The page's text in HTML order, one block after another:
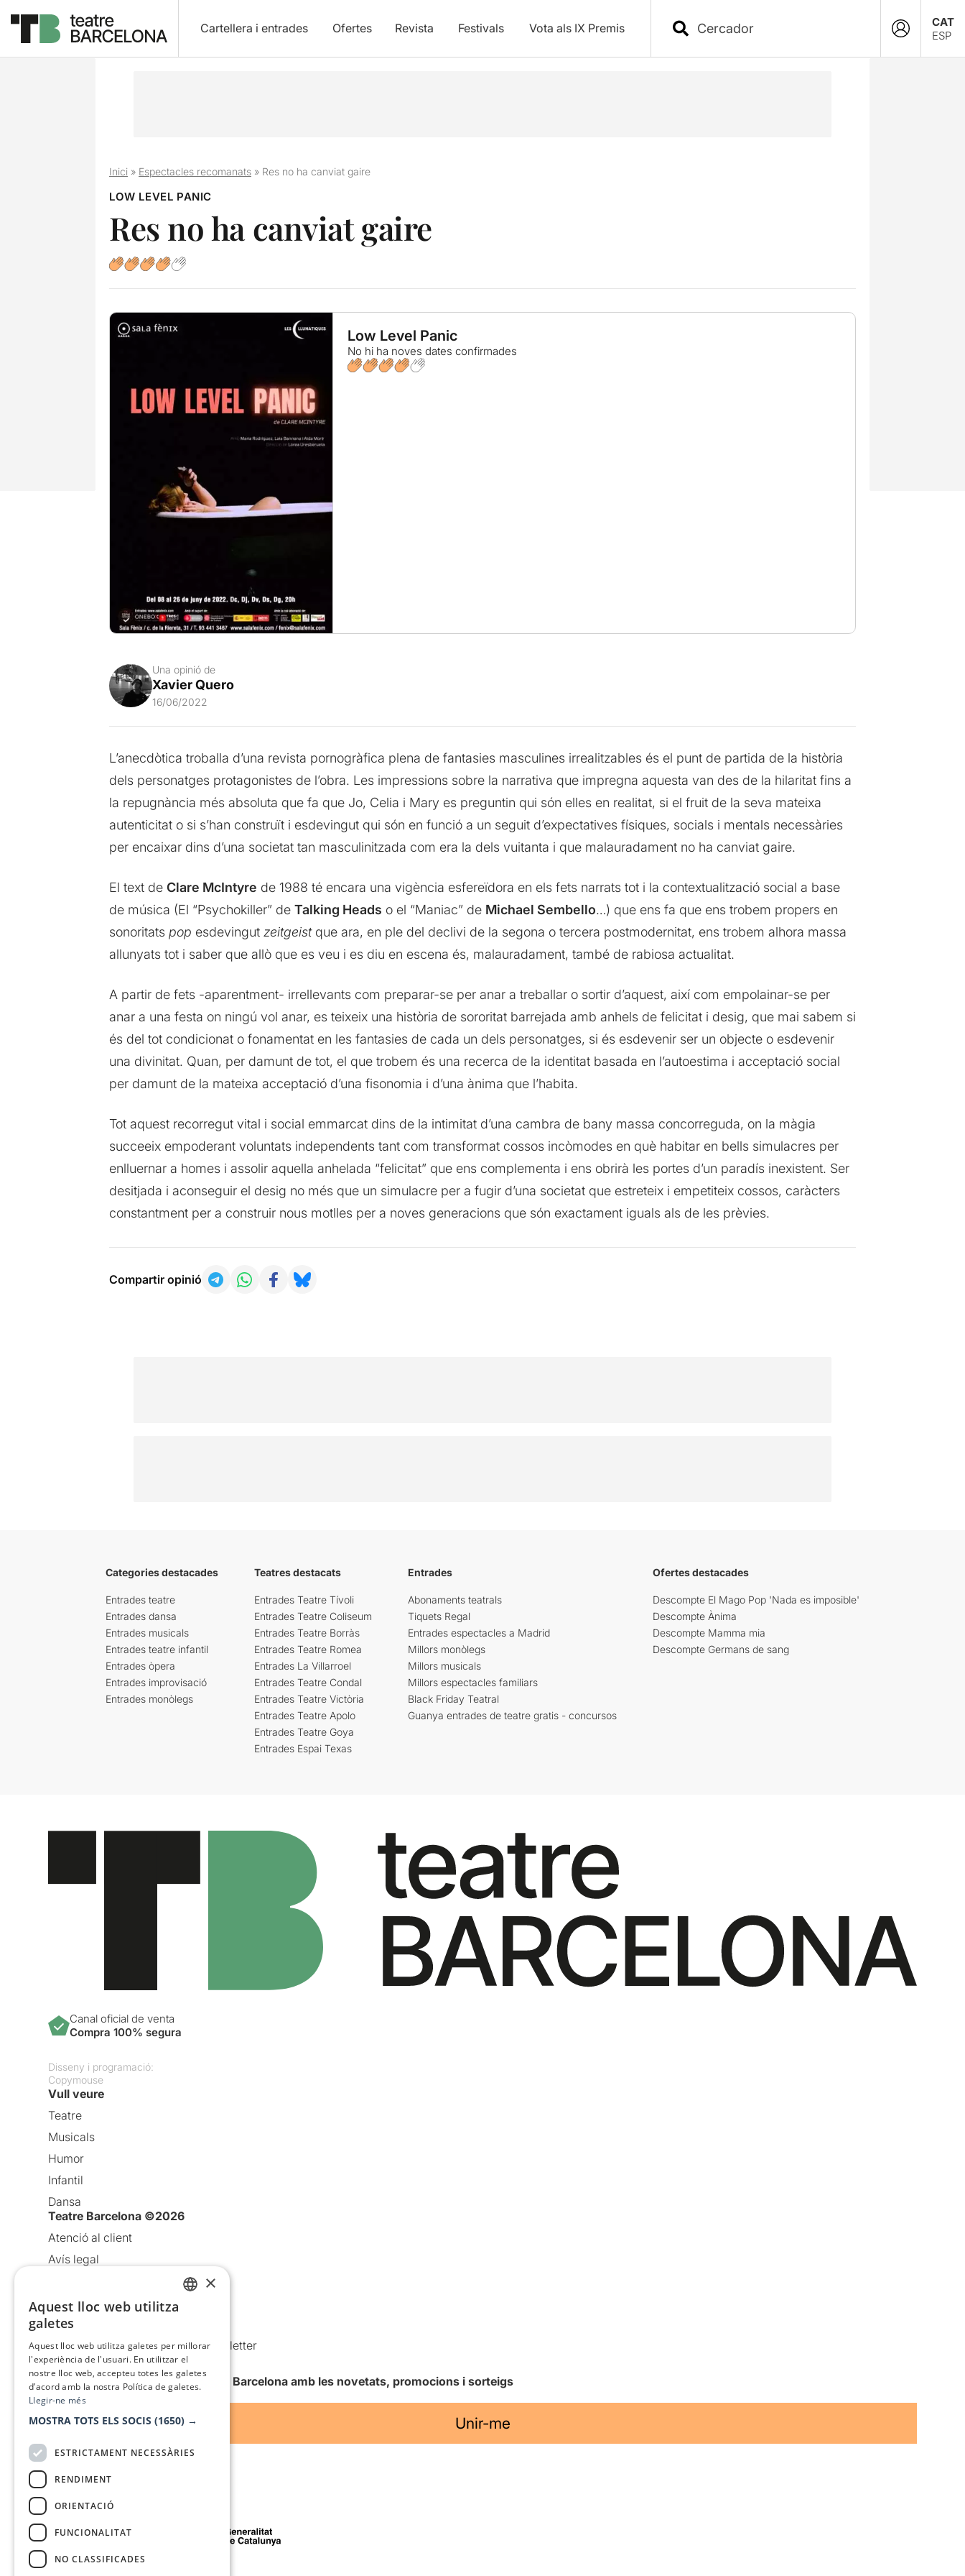
Cartellera i entrades Ofertes Revista Festivals Vota als IX Premis
CAT
ESP
Inici» Espectacles recomanats» Res no ha canviat gaire
LOW LEVEL PANIC
Res no ha canviat gaire
Low Level Panic
No hi ha noves dates confirmades
Una opinió de
Xavier Quero
16/06/2022
L’anecdòtica troballa d’una revista pornogràfica plena de fantasies masculines irrealitzables és el punt de partida de la història
dels personatges protagonistes de l’obra. Les impressions sobre la narrativa que impregna aquesta van des de la hilaritat fins a
la repugnància més absoluta que fa que Jo, Celia i Mary es preguntin qui són elles en realitat, si el fruit de la seva mateixa
autenticitat o si s’han construït i esdevingut qui són en funció a un seguit d’expectatives físiques, socials i mentals necessàries
per encaixar dins d’una societat tan masculinitzada com era la dels vuitanta i que malauradament no ha canviat gaire.
El text de Clare McIntyre de 1988 té encara una vigència esfereïdora en els fets narrats tot i la contextualització social a base
de música (El “Psychokiller” de Talking Heads o el “Maniac” de Michael Sembello…) que ens fa que ens trobem propers en
sonoritats pop esdevingut zeitgeistque ara, en ple del declivi de la segona o tercera postmodernitat, ens trobem alhora massa
allunyats tot i saber que allò que es veu i es diu en escena és, malauradament, també de rabiosa actualitat.
A partir de fets -aparentment- irrellevants com preparar-se per anar a treballar o sortir d’aquest, així com empolainar-se per
anar a una festa on ningú vol anar, es teixeix una història de sororitat barrejada amb anhels de felicitat i desig, que mai sabem si
és del tot condicionat o fonamentat en les fantasies de cada un dels personatges, si és esdevenir ser un objecte o esdevenir
una divinitat. Quan, per damunt de tot, el que trobem és una recerca de la identitat basada en l’autoestima i acceptació social
per damunt de la mateixa acceptació d’una fisonomia i d’una ànima que l’habita.
Tot aquest recorregut vital i social emmarcat dins de la intimitat d’una cambra de bany massa concorreguda, on la màgia
succeeix empoderant voluntats independents tant com transformat cossos incòmodes en què habitar en bells simulacres per
enlluernar a homes i assolir aquella anhelada “felicitat” que ens complementa i ens obrirà les portes d’un paradís inexistent. Ser
desitjada i aconseguir el desig no més que un simulacre per a fugir d’una societat que estreteix i empetiteix cossos, caràcters
constantment per a construir nous motlles per a noves generacions que són exactament iguals als de les prèvies.
Compartir opinió
Categories destacades
Entrades teatre
Entrades dansa
Entrades musicals
Entrades teatre infantil
Entrades òpera
Entrades improvisació
Entrades monòlegs
Teatres destacats
Entrades Teatre Tívoli
Entrades Teatre Coliseum
Entrades Teatre Borràs
Entrades Teatre Romea
Entrades La Villarroel
Entrades Teatre Condal
Entrades Teatre Victòria
Entrades Teatre Apolo
Entrades Teatre Goya
Entrades Espai Texas
Entrades
Abonaments teatrals
Tiquets Regal
Entrades espectacles a Madrid
Millors monòlegs
Millors musicals
Millors espectacles familiars
Black Friday Teatral
Guanya entrades de teatre gratis - concursos
Ofertes destacades
Descompte El Mago Pop 'Nada es imposible'
Descompte Ànima
Descompte Mamma mia
Descompte Germans de sang
Canal oficial de venta
Compra 100% segura
Disseny i programació:
Copymouse
Vull veure
Teatre
Musicals
Humor
Infantil
Dansa
Teatre Barcelona ©2026
Atenció al client
Avís legal
Política de cookies
Condicions d’ús
Comunicacions comercials i Newsletter
Anuncia’t
Vull rebre la newsletter de Teatre Barcelona amb les novetats, promocions i sorteigs
Unir-me
Amb el suport de
×
Aquest lloc web utilitza
galetes
Aquest lloc web utilitza galetes per millorar
l'experiència de l'usuari. En utilitzar el
nostre lloc web, accepteu totes les galetes
d’acord amb la nostra Política de galetes.
Llegir-ne més
MOSTRA TOTS ELS SOCIS (1650) →
ESTRICTAMENT NECESSÀRIES
RENDIMENT
ORIENTACIÓ
FUNCIONALITAT
NO CLASSIFICADES